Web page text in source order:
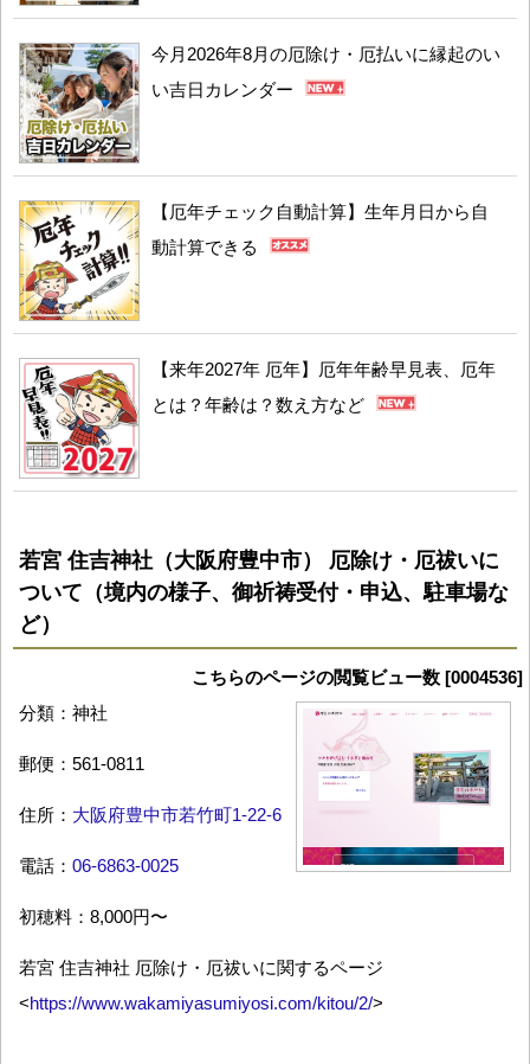
今月2026年8月の厄除け・厄払いに縁起のい
い吉日カレンダー
【厄年チェック自動計算】生年月日から自
動計算できる
【来年2027年 厄年】厄年年齢早見表、厄年
とは？年齢は？数え方など
若宮 住吉神社（大阪府豊中市） 厄除け・厄祓いに
ついて（境内の様子、御祈祷受付・申込、駐車場な
ど）
こちらのページの閲覧ビュー数 [0004536]
分類：神社
郵便：561-0811
住所： 大阪府豊中市若竹町1-22-6
電話： 06-6863-0025
初穂料：8,000円〜
若宮 住吉神社 厄除け・厄祓いに関するページ
<https://www.wakamiyasumiyosi.com/kitou/2/>